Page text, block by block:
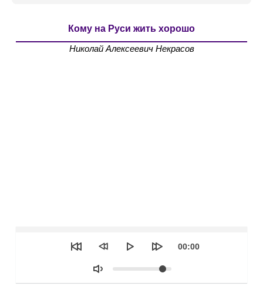
Кому на Руси жить хорошо
Николай Алексеевич Некрасов
Текущее
00:00
Объем